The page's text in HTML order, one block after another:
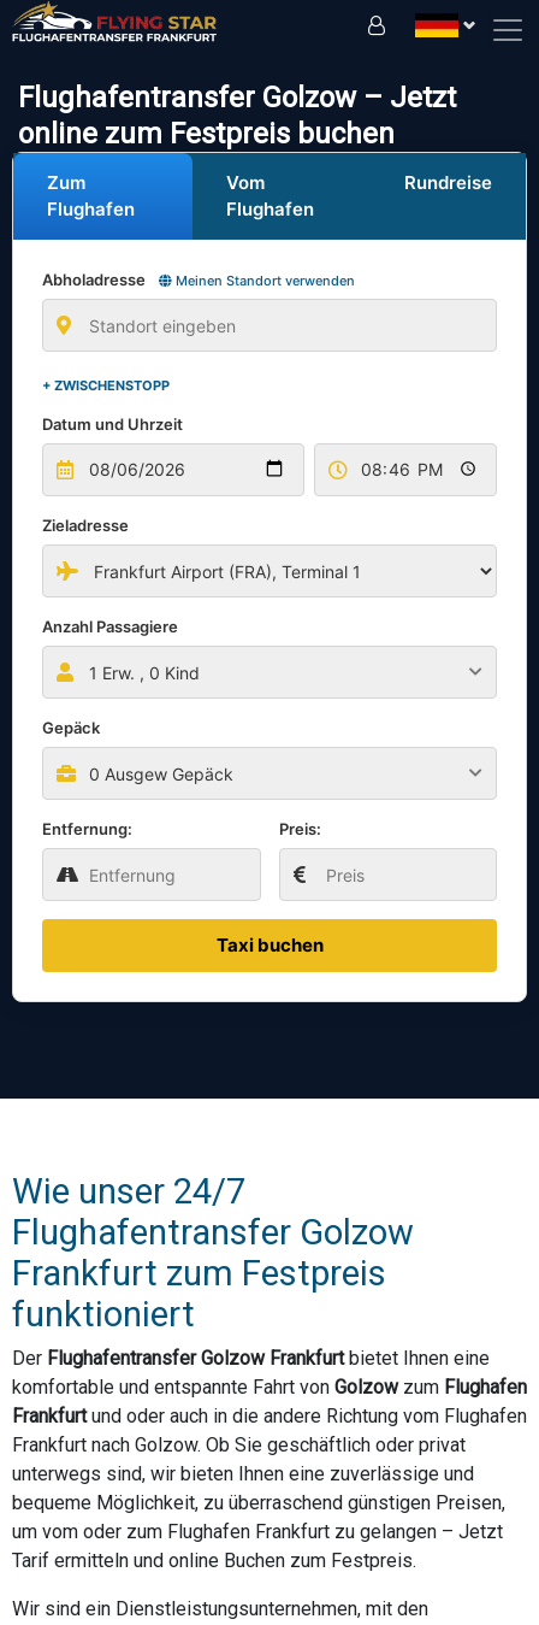
Flughafentransfer Golzow – Jetzt
online zum Festpreis buchen
Zum
Flughafen
Vom
Flughafen
Rundreise
Abholadresse Meinen Standort verwenden
+ ZWISCHENSTOPP
Datum und Uhrzeit
Zieladresse
Anzahl Passagiere
1 Erw. , 0 Kind
Gepäck
0 Ausgew Gepäck
Entfernung: Preis:
Taxi buchen
Wie unser 24/7
Flughafentransfer Golzow
Frankfurt zum Festpreis
funktioniert
Der Flughafentransfer Golzow Frankfurtbietet Ihnen eine
komfortable und entspannte Fahrt von Golzowzum Flughafen
Frankfurtund oder auch in die andere Richtung vom Flughafen
Frankfurt nach Golzow. Ob Sie geschäftlich oder privat
unterwegs sind, wir bieten Ihnen eine zuverlässige und
bequeme Möglichkeit, zu überraschend günstigen Preisen,
um vom oder zum Flughafen Frankfurt zu gelangen – Jetzt
Tarif ermitteln und online Buchen zum Festpreis.
Wir sind ein Dienstleistungsunternehmen, mit den